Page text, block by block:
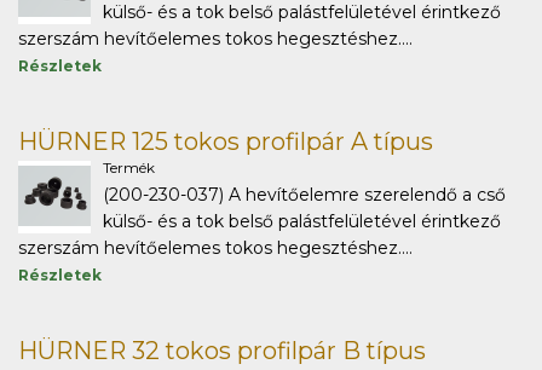
külső- és a tok belső palástfelületével érintkező
szerszám hevítőelemes tokos hegesztéshez....
Részletek
HÜRNER 125 tokos profilpár A típus
Termék
(200-230-037) A hevítőelemre szerelendő a cső
külső- és a tok belső palástfelületével érintkező
szerszám hevítőelemes tokos hegesztéshez....
Részletek
HÜRNER 32 tokos profilpár B típus